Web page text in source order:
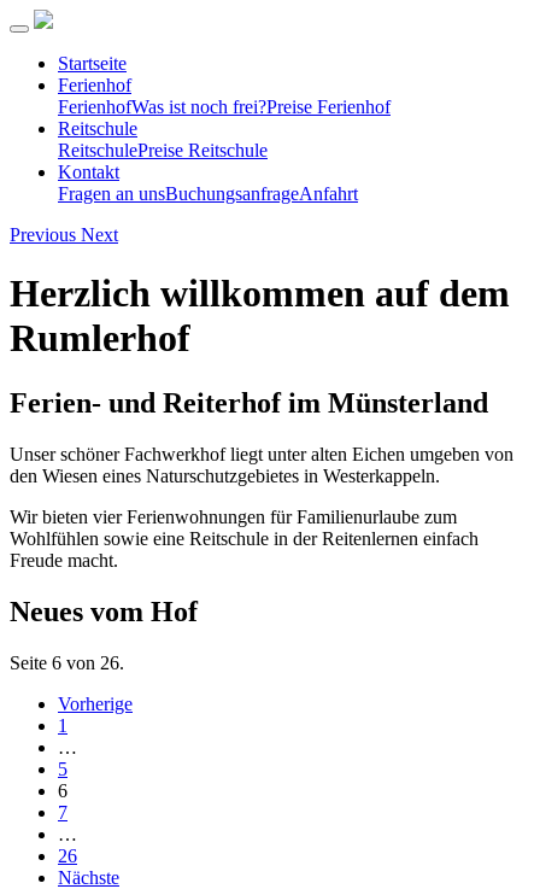
Startseite
Ferienhof
FerienhofWas ist noch frei?Preise Ferienhof
Reitschule
ReitschulePreise Reitschule
Kontakt
Fragen an unsBuchungsanfrageAnfahrt
Previous Next
Herzlich willkommen auf dem
Rumlerhof
Ferien- und Reiterhof im Münsterland
Unser schöner Fachwerkhof liegt unter alten Eichen umgeben von
den Wiesen eines Naturschutzgebietes in Westerkappeln.
Wir bieten vier Ferienwohnungen für Familienurlaube zum
Wohlfühlen sowie eine Reitschule in der Reitenlernen einfach
Freude macht.
Neues vom Hof
Seite 6 von 26.
Vorherige
1
…
5
6
7
…
26
Nächste